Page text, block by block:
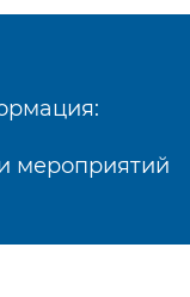
мероприятий